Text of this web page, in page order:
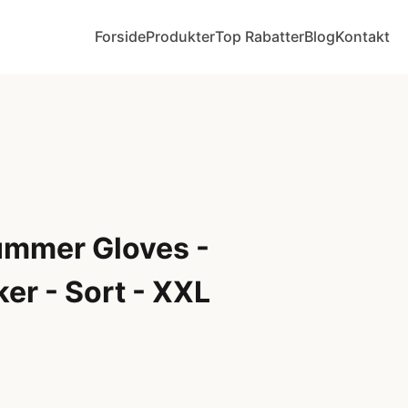
ForsideProdukterTop RabatterBlogKontakt
Gloves -
- Sort - XXL